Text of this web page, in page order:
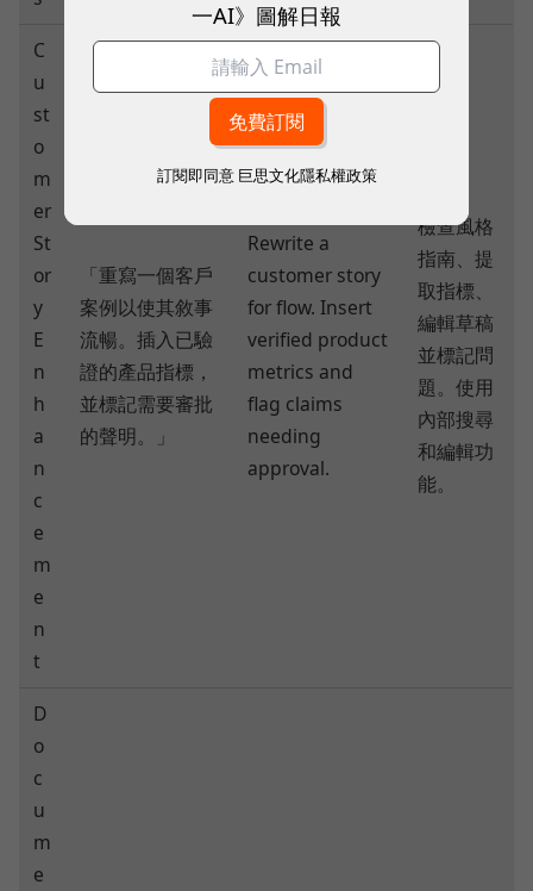
C
u
st
o
m
er
St
or
y
E
n
h
a
n
c
e
m
e
n
t
「重寫一個客戶
案例以使其敘事
流暢。插入已驗
證的產品指標，
並標記需要審批
的聲明。」
Rewrite a
customer story
for flow. Insert
verified product
metrics and
flag claims
needing
approval.
檢查風格
指南、提
取指標、
編輯草稿
並標記問
題。使用
內部搜尋
和編輯功
能。
D
o
c
u
m
e
一AI》圖解日報
訂閱即同意 巨思文化隱私權政策